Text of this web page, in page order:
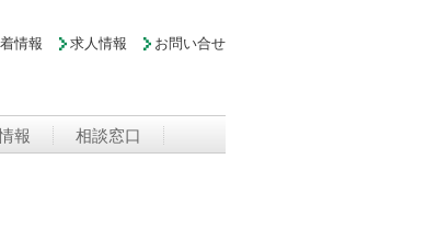
情報 求人情報 お問い合せ
報 相談窓口